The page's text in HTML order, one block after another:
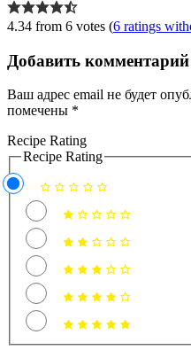
4.34 from 6 votes (6 ratings
Добавить комментарий
Ваш адрес email не будет
помечены *
Recipe Rating
Recipe Rating